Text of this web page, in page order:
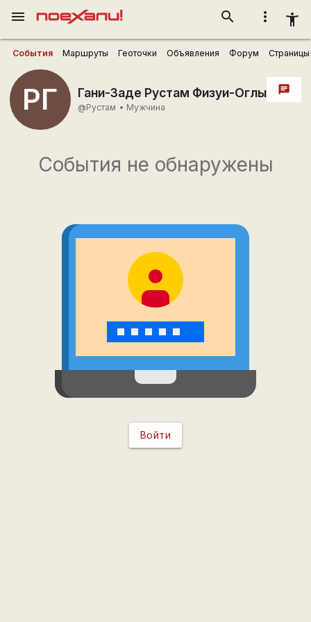
more_vert accessibility_new
search
menu
События Маршруты Геоточки Объявления Форум Страницы
РГ Гани-Заде Рустам Физуи-Оглы
@Рустам • Мужчина
chat
События не обнаружены
Войти